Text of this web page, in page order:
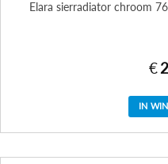
Elara sierradiator chroom
€
IN